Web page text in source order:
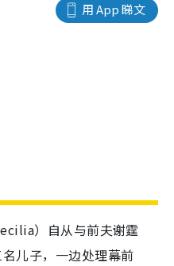
用 App 睇文
）自从与前夫谢霆
儿子，一边处理幕前